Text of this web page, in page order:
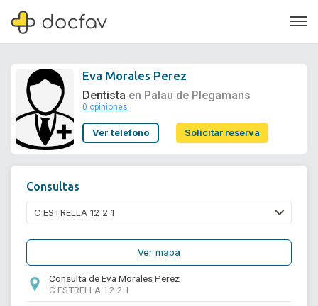
Soporte
Eva Morales Perez
Dentista en Palau de Plegamans
0 opiniones
Ver teléfono Solicitar reserva
Consultas
Ver mapa
Consulta de Eva Morales Perez
C ESTRELLA 12 2 1